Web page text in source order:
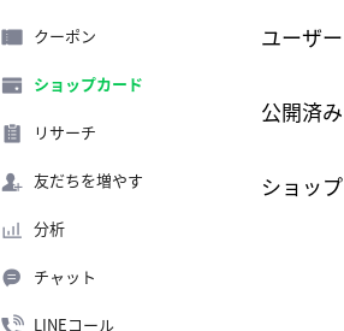
クーポン
ショップカード
リサーチ
友だちを増やす
分析
チャット
LINEコール
ユーザ
公開済
ショッ